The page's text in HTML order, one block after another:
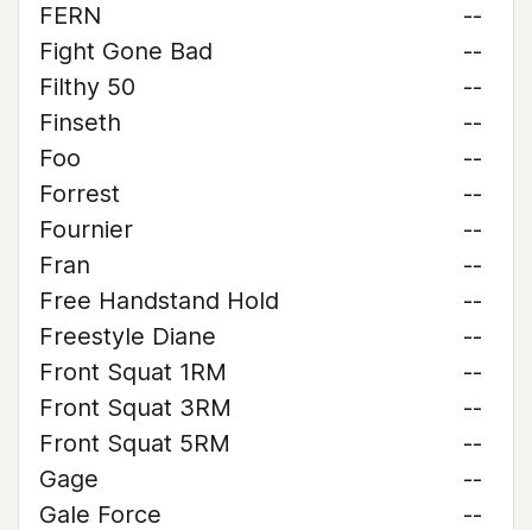
FERN
--
Fight Gone Bad
--
Filthy 50
--
Finseth
--
Foo
--
Forrest
--
Fournier
--
Fran
--
Free Handstand Hold
--
Freestyle Diane
--
Front Squat 1RM
--
Front Squat 3RM
--
Front Squat 5RM
--
Gage
--
Gale Force
--